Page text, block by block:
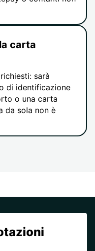
carta
sarà
di identificazione
o una carta
da sola non è